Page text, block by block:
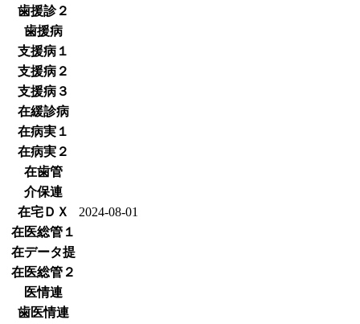
歯援診２
歯援病
支援病１
支援病２
支援病３
在緩診病
在病実１
在病実２
在歯管
介保連
在宅ＤＸ
2024-08-01
在医総管１
在データ提
在医総管２
医情連
歯医情連